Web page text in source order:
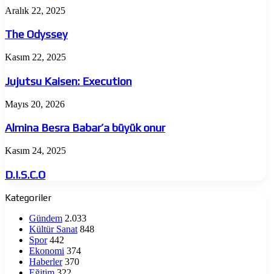
The
Aralık 22, 2025
The Odyssey
Jujutsu
Execution
Kasım 22, 2025
Jujutsu Kaisen: Execution
Almina
Babar’a
büyük
onur
Mayıs 20, 2026
Almina Besra Babar’a büyük onur
D.I.S.C.O
Kasım 24, 2025
D.I.S.C.O
Kategoriler
Gündem 2.033
Kültür Sanat 848
Spor 442
Ekonomi 374
Haberler 370